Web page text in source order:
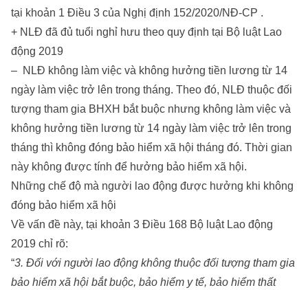
tại khoản 1 Điều 3 của Nghị định 152/2020/NĐ-CP .
+ NLĐ đã đủ tuổi nghỉ hưu theo quy định tại Bộ luật Lao
động 2019
– NLĐ không làm việc và không hưởng tiền lương từ 14
ngày làm việc trở lên trong tháng. Theo đó, NLĐ thuộc đối
tượng tham gia BHXH bắt buộc nhưng không làm việc và
không hưởng tiền lương từ 14 ngày làm việc trở lên trong
tháng thì không đóng bảo hiểm xã hội tháng đó. Thời gian
này không được tính để hưởng bảo hiểm xã hội.
Những chế độ mà người lao động được hưởng khi không
đóng bảo hiểm xã hội
Về vấn đề này, tại khoản 3 Điều 168 Bộ luật Lao động
2019 chỉ rõ:
“3. Đối với người lao động không thuộc đối tượng tham gia
bảo hiểm xã hội bắt buộc, bảo hiểm y tế, bảo hiểm thất